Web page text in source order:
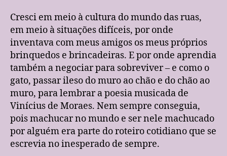
Cresci em meio à cultura do mundo das ruas,
em meio à situações difíceis, por onde
inventava com meus amigos os meus próprios
brinquedos e brincadeiras. E por onde aprendia
também a negociar para sobreviver – e como o
gato, passar ileso do muro ao chão e do chão ao
muro, para lembrar a poesia musicada de
Vinícius de Moraes. Nem sempre conseguia,
pois machucar no mundo e ser nele machucado
por alguém era parte do roteiro cotidiano que se
escrevia no inesperado de sempre.